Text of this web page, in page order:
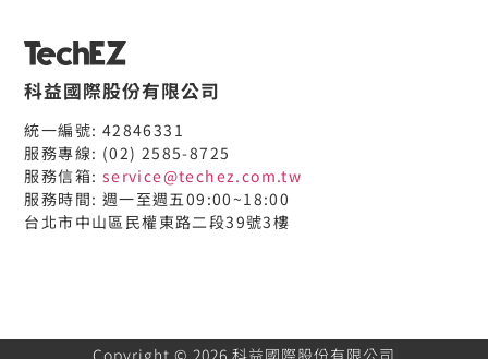
科益國際股份有限公司
統一編號: 42846331
服務專線: (02) 2585-8725
服務信箱: service@techez.com.tw
服務時間: 週一至週五09:00~18:00
台北市中山區民權東路二段39號3樓
Copyright © 2026 科益國際股份有限公司